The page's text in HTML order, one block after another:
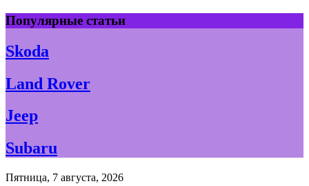
Skip
to
content
Популярные статьи
Skoda
Land Rover
Jeep
Subaru
Пятница, 7 августа, 2026